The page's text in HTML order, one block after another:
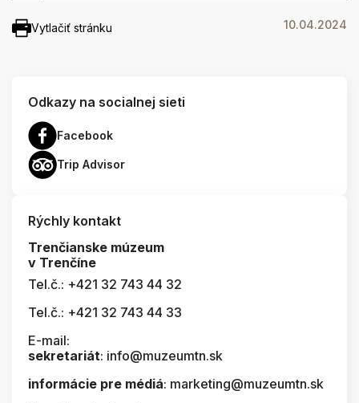
Vytlačiť stránku 10.04.2024
Odkazy na socialnej sieti
Facebook
Trip Advisor
Rýchly kontakt
Trenčianske múzeum
v Trenčíne
Tel.č.: +421 32 743 44 32
Tel.č.: +421 32 743 44 33
E-mail:
sekretariát: info@muzeumtn.sk
informácie pre médiá: marketing@muzeumtn.sk